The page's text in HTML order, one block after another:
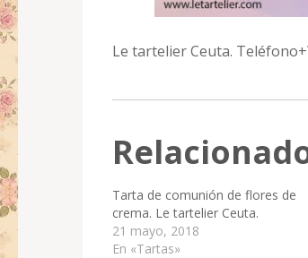
Le tartelier Ceuta.
Tarta de comunión de flores de
crema. Le tartelier Ceuta.
21 mayo, 2018
En «Tartas»